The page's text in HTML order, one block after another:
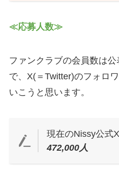
≪応募人数≫
ファンクラブの会員数は
で、X(＝Twitter)のフォロ
いこうと思います。
現在のNissy公式
472,000人